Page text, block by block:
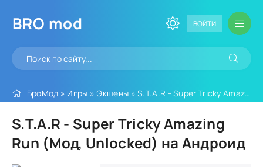
BRO mod ВОЙТИ
БроМод » Игры »Экшены » S.T.A.R - Super Tricky Amazing Run (Мод, Unlocked)
S.T.A.R - Super Tricky Amazing
Run (Мод, Unlocked) на Андроид